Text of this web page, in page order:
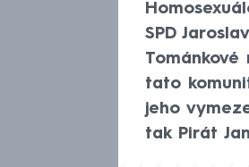
SPD
Tománkové
tato
jeho
tak Pirát